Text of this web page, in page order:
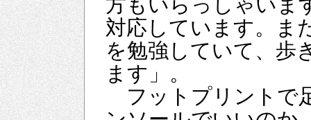
方もいらっしゃいま
対応しています。ま
を勉強していて、歩
ます」。
フットプリントで